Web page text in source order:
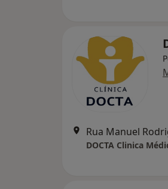
Rua Manuel
DOCTA Clinica